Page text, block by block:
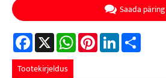
Saada päring
Facebook
X WhatsAppPinterestLinkedIn
Tootekirjeldus